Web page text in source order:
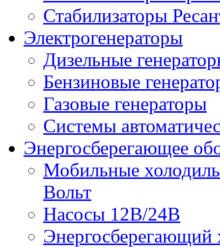
Стабилизаторы
Электрогенераторы
Дизельные
Бензиновые
Газовые генераторы
Системы
Энергосберегающее
Мобильные
Вольт
Насосы 12В/24В
Энергосберегающий